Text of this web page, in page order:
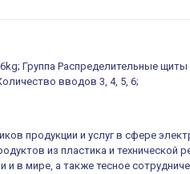
Группа Распределительные
вводов 3, 4, 5, 6;
продукции и услуг в сфере
из пластика и
в мире, а также тесное